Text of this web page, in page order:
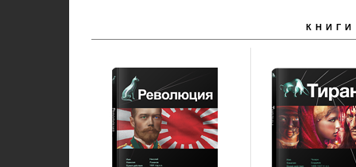
КНИГИ